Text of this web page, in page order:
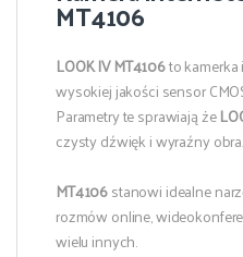
MT4106
LOOK IV MT4106to
wysokiej jakości sensor
Parametry te sprawiają że
czysty dźwięk i wyraźny
MT4106stanowi idealne
rozmów online,
wielu innych.